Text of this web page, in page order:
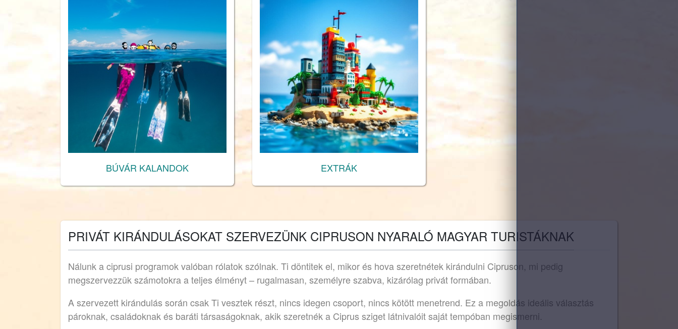
BÚVÁR KALANDOK EXTRÁK
PRIVÁT KIRÁNDULÁSOKAT SZERVEZÜNK CIPRUSON NYARALÓ MAGYAR TURISTÁKNAK
Nálunk a ciprusi programok valóban rólatok szólnak. Ti döntitek el, mikor és hova szeretnétek kirándulni Cipruson, mi pedig
megszervezzük számotokra a teljes élményt – rugalmasan, személyre szabva, kizárólag privát formában.
A szervezett kirándulás során csak Ti vesztek részt, nincs idegen csoport, nincs kötött menetrend. Ez a megoldás ideális választás
pároknak, családoknak és baráti társaságoknak, akik szeretnék a Ciprus sziget látnivalóit saját tempóban megismerni.